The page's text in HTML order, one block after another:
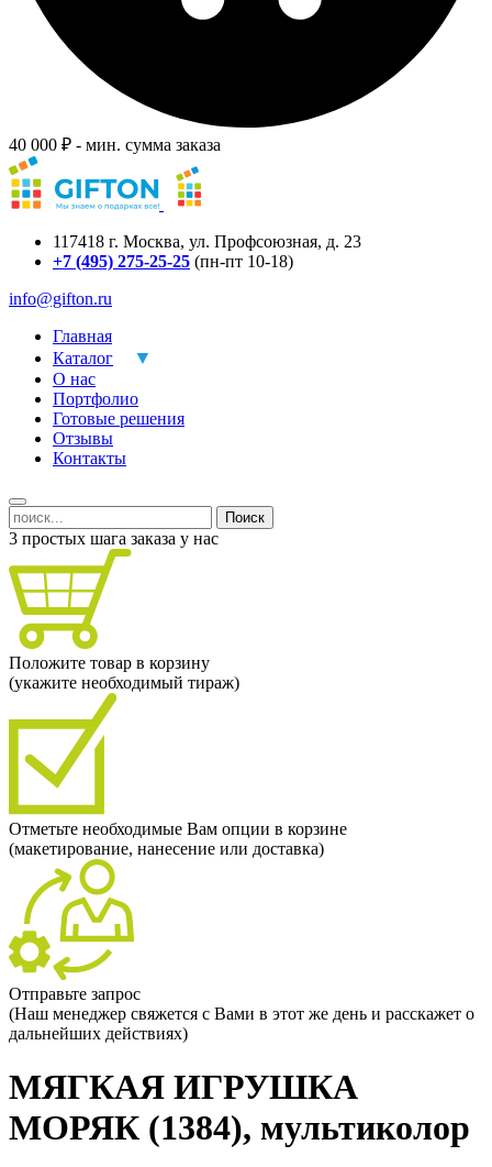
40 000 ₽ - мин. сумма заказа
117418 г. Москва, ул. Профсоюзная, д. 23
+7 (495) 275-25-25 (пн-пт 10-18)
info@gifton.ru
Главная
Каталог
О нас
Портфолио
Готовые решения
Отзывы
Контакты
Поиск
3 простых шага заказа у нас
Положите товар в корзину
(укажите необходимый тираж)
Отметьте необходимые Вам опции в корзине
(макетирование, нанесение или доставка)
Отправьте запрос
(Наш менеджер свяжется с Вами в этот же день и расскажет о
дальнейших действиях)
МЯГКАЯ ИГРУШКА
МОРЯК (1384), мультиколор